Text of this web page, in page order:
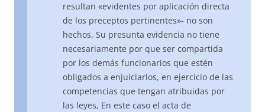
resultan «evidentes por aplicación directa
de los preceptos pertinentes»- no son
hechos. Su presunta evidencia no tiene
necesariamente por que ser compartida
por los demás funcionarios que estén
obligados a enjuiciarlos, en ejercicio de las
competencias que tengan atribuidas por
las leyes, En este caso el acta de